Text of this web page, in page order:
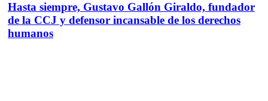
Hasta siempre, Gustavo Gallón Giraldo, fundador
de la CCJ y defensor incansable de los derechos
humanos